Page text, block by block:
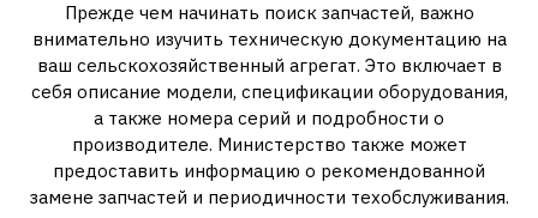
Прежде чем начинать поиск запчастей, важно
внимательно изучить техническую документацию на
ваш сельскохозяйственный агрегат. Это включает в
себя описание модели, спецификации оборудования,
а также номера серий и подробности о
производителе. Министерство также может
предоставить информацию о рекомендованной
замене запчастей и периодичности техобслуживания.